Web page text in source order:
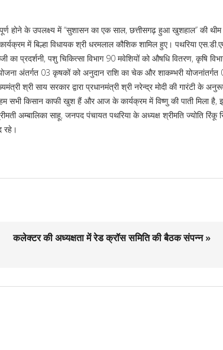
होने के उपलक्ष्य में ‘‘सुशासन का एक साल, छत्तीसगढ़ हुआ खुशहाल’’ की
में बिल्हा विधायक श्री धरमलाल कौशिक शामिल हुए। पथरिया
प्रदर्शनी, पशु चिकित्सा विभाग 90 मवेशियों को औषधि वितरण, कृषि विभाग
अंतर्गत 03 कृषकों को अनुदान राशि का चेक और शाकम्भरी
श्री साय सरकार द्वारा प्रधानमंत्री श्री नरेन्द्र मोदी की गारंटी के
सभी किसान काफी खुश हैं और आज के कार्यक्रम में विष्णु की पाती मिला है,
अम्बालिका साहू, जनपद पंचायत पथरिया के अध्यक्ष श्रीमति ज्योति रिंकू
रहे।
कलेक्टर की अध्यक्षता में रेड क्रॉस समिति की बैठक संपन्न »